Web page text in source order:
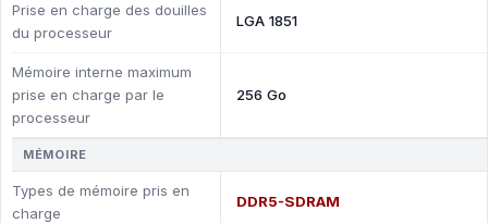
Prise en charge des douilles
du processeur
LGA 1851
Mémoire interne maximum
prise en charge par le
processeur
256 Go
MÉMOIRE
Types de mémoire pris en
charge
DDR5-SDRAM